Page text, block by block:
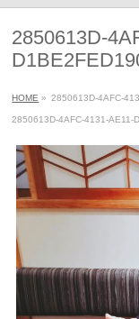
2850613D-
HOME » 2850613D-4AFC-
2850613D-4AFC-4131-AE11-